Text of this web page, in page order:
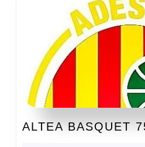
ALTEA BASQUET